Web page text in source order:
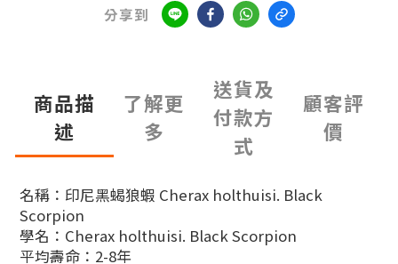
分享到
商品描
述
了解更
多
送貨及
付款方
式
顧客評
價
名稱：印尼黑蝎狼蝦 Cherax holthuisi. Black
Scorpion
學名：Cherax holthuisi. Black Scorpion
平均壽命：2-8年